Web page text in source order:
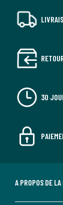
30
A PROPOS DE